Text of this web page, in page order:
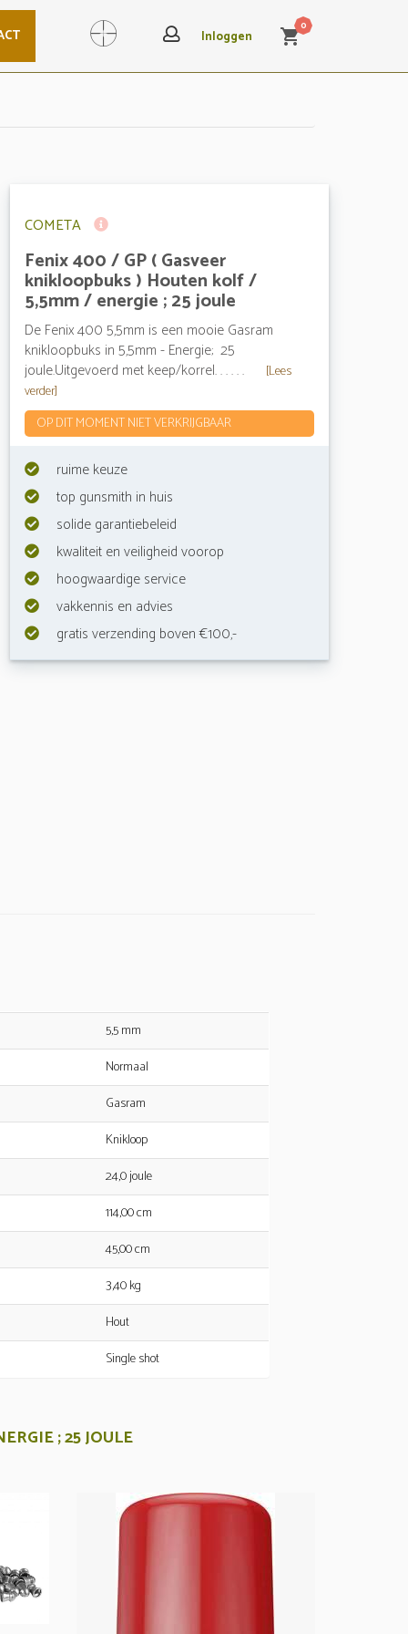
Inloggen shopping_cart0
Search
COMETA
Fenix 400 / GP ( Gasveer
knikloopbuks ) Houten kolf /
5,5mm / energie ; 25 joule
De Fenix 400 5,5mm is een mooie Gasram
knikloopbuks in 5,5mm - Energie; 25
joule.Uitgevoerd met keep/korrel. . . . . .
[Lees
verder]
OP DIT MOMENT NIET VERKRIJGBAAR
ruime keuze
top gunsmith in huis
solide garantiebeleid
kwaliteit en veiligheid voorop
hoogwaardige service
vakkennis en advies
gratis verzending boven €100,-
5,5 mm
Normaal
Gasram
Knikloop
24,0 joule
114,00 cm
45,00 cm
3,40 kg
Hout
Single shot
; 25 JOULE